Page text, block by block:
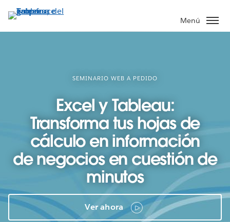
contenido
Menú
SEMINARIO WEB A PEDIDO
Excel y Tableau:
Transforma tus hojas de
cálculo en información
de negocios en cuestión de
minutos
Ver ahora